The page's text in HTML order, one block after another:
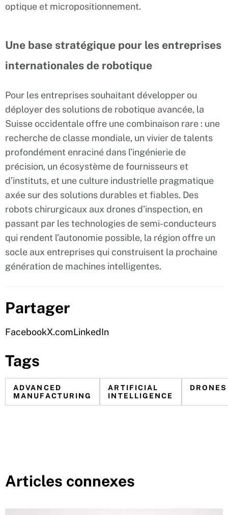
optique et micropositionnement.
Une base stratégique pour les entreprises
internationales de robotique
Pour les entreprises souhaitant développer ou
déployer des solutions de robotique avancée, la
Suisse occidentale offre une combinaison rare : une
recherche de classe mondiale, un vivier de talents
profondément enraciné dans l’ingénierie de
précision, un écosystème de fournisseurs et
d’instituts, et une culture industrielle pragmatique
axée sur des solutions durables et fiables. Des
robots chirurgicaux aux drones d’inspection, en
passant par les technologies de semi-conducteurs
qui rendent l’autonomie possible, la région offre un
socle aux entreprises qui construisent la prochaine
génération de machines intelligentes.
Partager
FacebookX.comLinkedIn
Tags
ADVANCED
MANUFACTURING
ARTIFICIAL
INTELLIGENCE
DRONES
Articles connexes